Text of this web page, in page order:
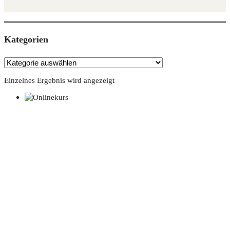
Kate­go­rien
Einzelnes Ergebnis wird angezeigt